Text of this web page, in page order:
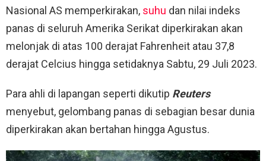
Nasional AS memperkirakan, suhu dan nilai indeks
panas di seluruh Amerika Serikat diperkirakan akan
melonjak di atas 100 derajat Fahrenheit atau 37,8
derajat Celcius hingga setidaknya Sabtu, 29 Juli 2023.
Para ahli di lapangan seperti dikutip Reuters
menyebut, gelombang panas di sebagian besar dunia
diperkirakan akan bertahan hingga Agustus.